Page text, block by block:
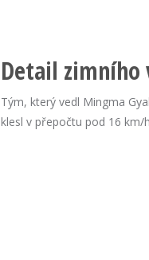
Detail zimního
Tým, který vedl Mingma
klesl v přepočtu pod 16 km/